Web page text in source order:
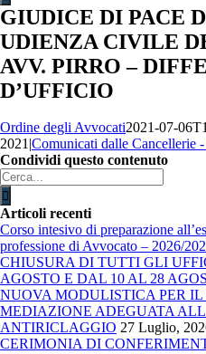
GIUDICE DI PACE
UDIENZA CIVILE
AVV. PIRRO –
D’UFFICIO
Ordine degli Avvocati2021-07-
2021 |Comunicati dalle Cancellerie
Condividi questo contenuto
Facebook
X
LinkedIn
WhatsApp
Email
Cerca
per:
Articoli recenti
Corso intesivo di preparazione
professione di Avvocato – 2026/
CHIUSURA DI TUTTI GLI
AGOSTO E DAL 10 AL 28
NUOVA MODULISTICA PER
MEDIAZIONE ADEGUATA
ANTIRICLAGGIO 27 Luglio,
CERIMONIA DI